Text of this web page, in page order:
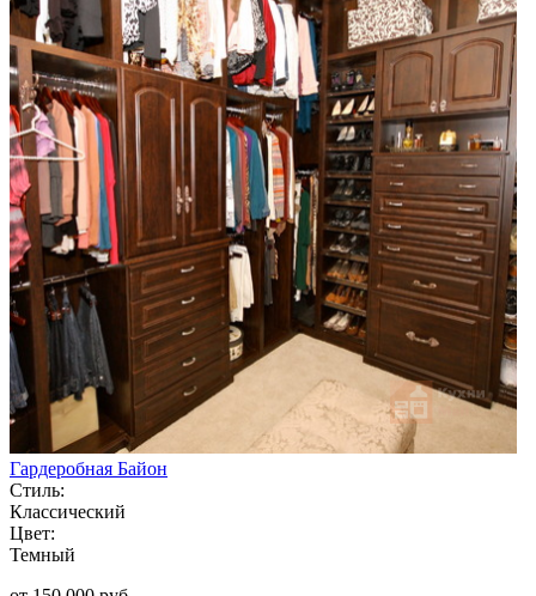
Гардеробная Байон
Стиль:
Классический
Цвет:
Темный